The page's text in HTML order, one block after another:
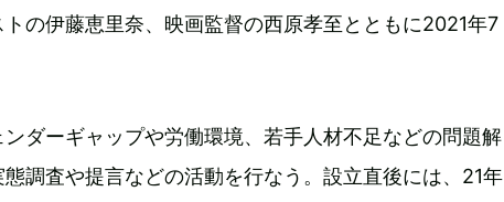
の伊藤恵里奈、映画監督の西原孝至とともに2021年7
ダーギャップや労働環境、若手人材不足などの問題解
調査や提言などの活動を行なう。設立直後には、21年